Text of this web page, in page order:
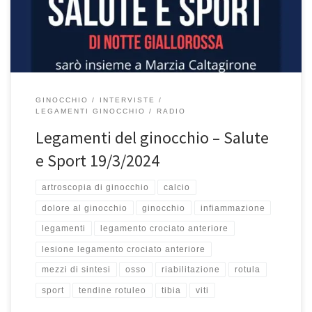
ginocchio, dei possibili danni causati anche dallo sport, del
legamento crociato anteriore […]
GINOCCHIO
INTERVISTE
LEGAMENTI GINOCCHIO
RADIO
Legamenti del ginocchio – Salute
e Sport 19/3/2024
artroscopia di ginocchio calcio
dolore al ginocchio ginocchio infiammazione
legamenti legamento crociato anteriore
lesione legamento crociato anteriore
mezzi di sintesi osso riabilitazione rotula
sport tendine rotuleo tibia viti